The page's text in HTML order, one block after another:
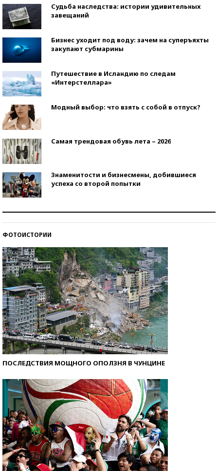
Судьба наследства: истории удивительных
завещаний
Бизнес уходит под воду: зачем на суперъяхты
закупают субмарины
Путешествие в Исландию по следам
«Интерстеллара»
Модный выбор: что взять с собой в отпуск?
Самая трендовая обувь лета – 2026
Знаменитости и бизнесмены, добившиеся
успеха со второй попытки
ФОТОИСТОРИИ
ПОСЛЕДСТВИЯ МОЩНОГО ОПОЛЗНЯ В ЧУНЦИНЕ